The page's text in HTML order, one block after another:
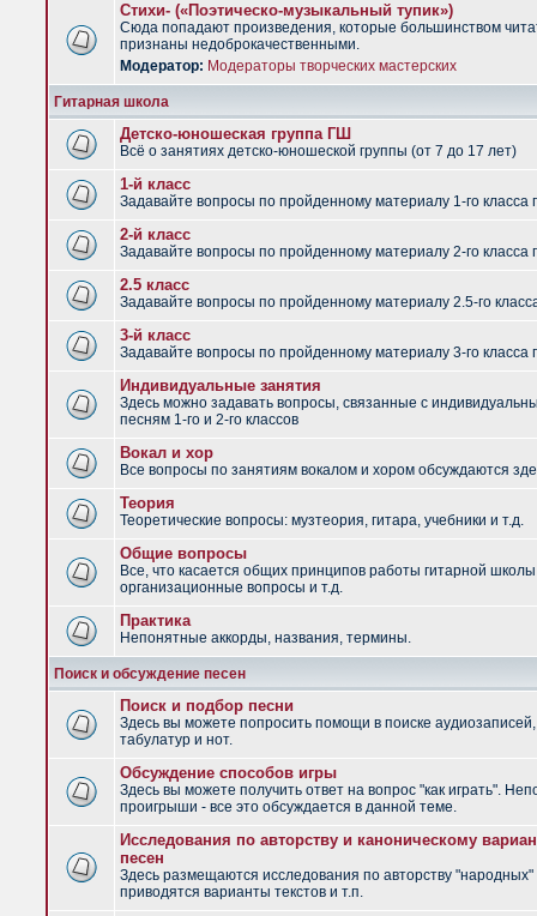
Стихи- («Поэтическо-музыкальный тупик»)
Сюда попадают произведения, которые большинством
признаны недоброкачественными.
Модератор: Модераторы творческих мастерских
Гитарная школа
Детско-юношеская группа ГШ
Всё о занятиях детско-юношеской группы (от 7 до 17 лет)
1-й класс
Задавайте вопросы по пройденному материалу 1-го класса
2-й класс
Задавайте вопросы по пройденному материалу 2-го класса
2.5 класс
Задавайте вопросы по пройденному материалу 2.5-го
3-й класс
Задавайте вопросы по пройденному материалу 3-го класса
Индивидуальные занятия
Здесь можно задавать вопросы, связанные с
песням 1-го и 2-го классов
Вокал и хор
Все вопросы по занятиям вокалом и хором обсуждаются
Теория
Теоретические вопросы: музтеория, гитара, учебники и т.д.
Общие вопросы
Все, что касается общих принципов работы гитарной
организационные вопросы и т.д.
Практика
Непонятные аккорды, названия, термины.
Поиск и обсуждение песен
Поиск и подбор песни
Здесь вы можете попросить помощи в поиске аудиозаписей,
табулатур и нот.
Обсуждение способов игры
Здесь вы можете получить ответ на вопрос "как играть".
проигрыши - все это обсуждается в данной теме.
Исследования по авторству и каноническому
песен
Здесь размещаются исследования по авторству "народных"
приводятся варианты текстов и т.п.